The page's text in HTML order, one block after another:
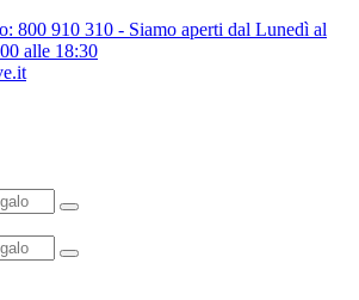
800 910 310 - Siamo aperti dal Lunedì al
alle 18:30